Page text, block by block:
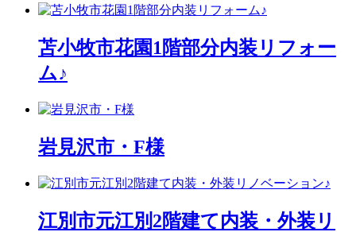
苫小牧市花園1階部分内装リフォー
ム♪
岩見沢市・F様
江別市元江別2階建て内装・外装リ